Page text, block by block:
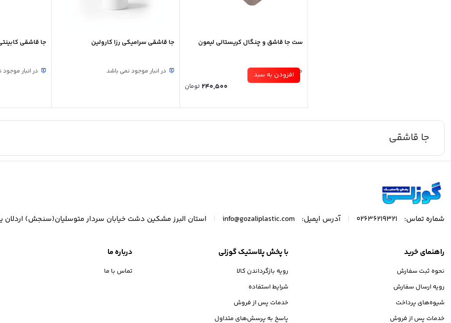
ست جا قاشق و چنگال کریستالی لیمون
موجود در انبار
تومان
افزودن به سبد
جا قاشقی سرامیکی رزا کارولین
در انبار موجود نمی باشد
جا قاشقی
در انبار
جا قاشقی
شماره تماس: 02636219321 آدرس ایمیل: info@gozaliplastic.com استان البرز مشکین دشت خیابان سردار متوسلیان(سنجش)
راهنمای خرید
نحوه ثبت سفارش
رویه ارسال سفارش
شیوه‌های پرداخت
خدمات پس از فروش
با پخش پلاستیک گوزلی
رویه بازگرداندن کالا
شرایط استفاده
خدمات پس از فروش
پاسخ به پرسش‌های متداول
درباره ما
تماس با ما